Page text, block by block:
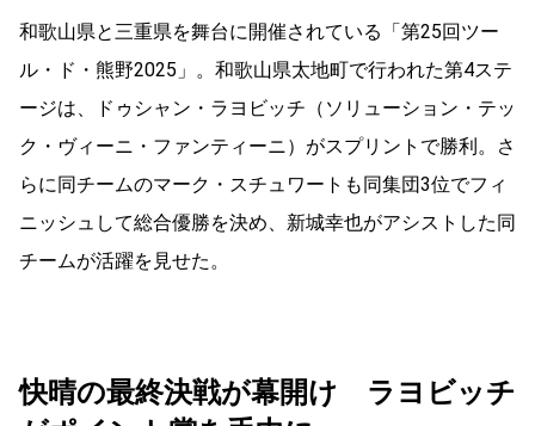
和歌山県と三重県を舞台に開催されている「第25回ツー
ル・ド・熊野2025」。和歌山県太地町で行われた第4ステ
ージは、ドゥシャン・ラヨビッチ（ソリューション・テッ
ク・ヴィーニ・ファンティーニ）がスプリントで勝利。さ
らに同チームのマーク・スチュワートも同集団3位でフィ
ニッシュして総合優勝を決め、新城幸也がアシストした同
チームが活躍を見せた。
快晴の最終決戦が幕開け ラヨビッチ